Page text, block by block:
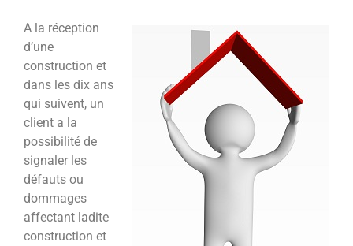
A la réception
d’une
construction et
dans les dix ans
qui suivent, un
client a la
possibilité de
signaler les
défauts ou
dommages
affectant ladite
construction et